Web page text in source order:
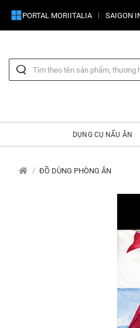
PORTAL MORIITALIA SAIGON
DỤNG CỤ NẤU ĂN
ĐỒ DÙNG PHÒNG ĂN